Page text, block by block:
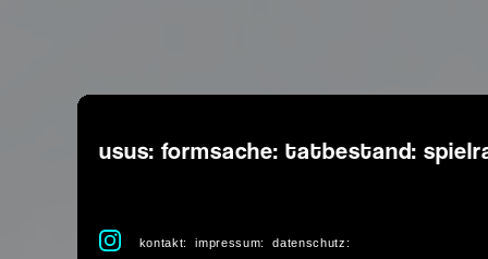
usus: formsache: tatbestand:
kontakt: impressum: datenschutz: